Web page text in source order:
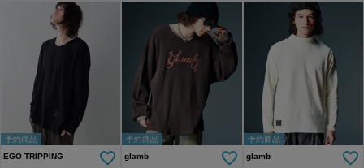
予約商品
EGO TRIPPING
予約商品
glamb
予約商品
glamb